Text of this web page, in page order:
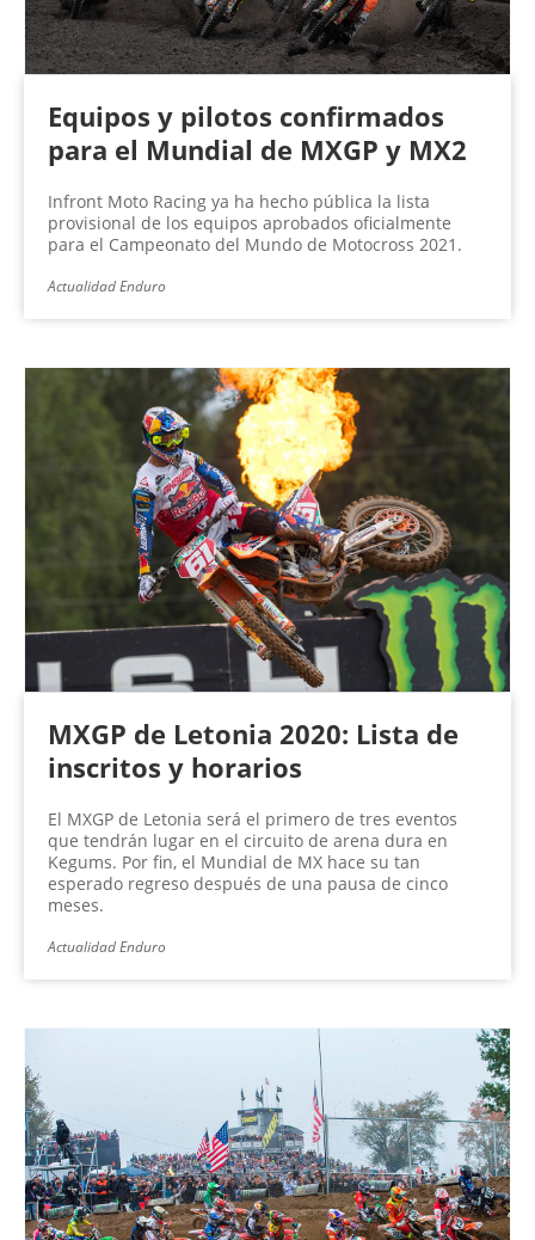
Equipos y pilotos confirmados
para el Mundial de MXGP y MX2
Infront Moto Racing ya ha hecho pública la lista
provisional de los equipos aprobados oficialmente
para el Campeonato del Mundo de Motocross 2021.
Actualidad Enduro
MXGP de Letonia 2020: Lista de
inscritos y horarios
El MXGP de Letonia será el primero de tres eventos
que tendrán lugar en el circuito de arena dura en
Kegums. Por fin, el Mundial de MX hace su tan
esperado regreso después de una pausa de cinco
meses.
Actualidad Enduro